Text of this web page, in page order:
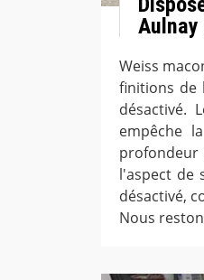
Aulnay
Weiss
finitions de
désactivé.
empêche
profondeur
l'aspect de
désactivé,
Nous